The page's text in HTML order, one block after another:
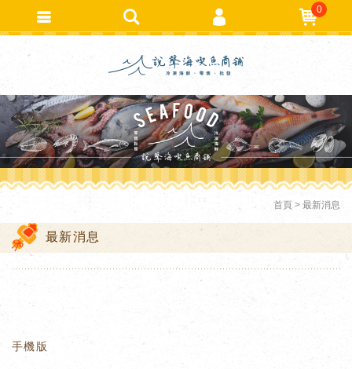
首頁 最新消息
最新消息
手機版
0
會員註冊
忘記密碼
訂單查詢
追蹤清單TRACK LISTING